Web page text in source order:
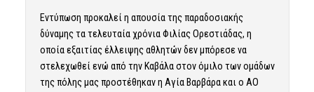
Εντύπωση προκαλεί η απουσία της παραδοσιακής
δύναμης τα τελευταία χρόνια Φιλίας Ορεστιάδας, η
οποία εξαιτίας έλλειψης αθλητών δεν μπόρεσε να
στελεχωθεί ενώ από την Καβάλα στον όμιλο των ομάδων
της πόλης μας προστέθηκαν η Αγία Βαρβάρα και ο ΑΟ